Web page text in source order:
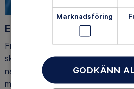
Ett friluftsliv för alla
Friluftsfrämjandet arbetar för att
ska upptäcka den rörelseglädje
naturen ger. Som medlem bidrar
med att skydda allemansrätten.
Marknadsföring
GODKÄNN